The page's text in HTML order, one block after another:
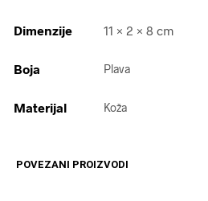
Dimenzije 11 × 2 × 8 cm
Boja Plava
Materijal Koža
POVEZANI PROIZVODI